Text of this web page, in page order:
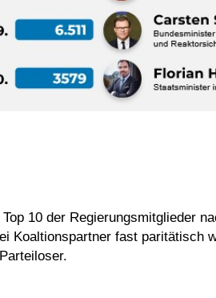
Top 10 der Regierungsmitglieder
Koaltionspartner fast paritätisch